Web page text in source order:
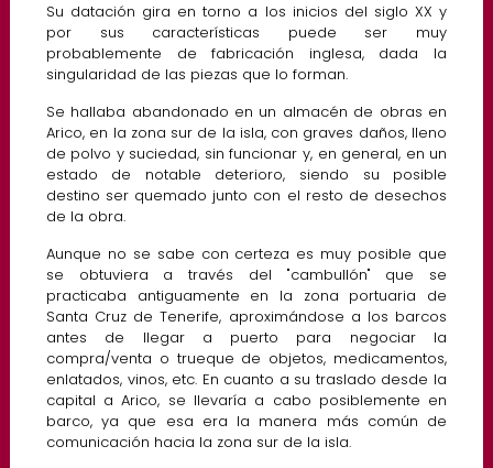
Su datación gira en torno a los inicios del siglo XX y
por sus características puede ser muy
probablemente de fabricación inglesa, dada la
singularidad de las piezas que lo forman.
Se hallaba abandonado en un almacén de obras en
Arico, en la zona sur de la isla, con graves daños, lleno
de polvo y suciedad, sin funcionar y, en general, en un
estado de notable deterioro, siendo su posible
destino ser quemado junto con el resto de desechos
de la obra.
Aunque no se sabe con certeza es muy posible que
se obtuviera a través del "cambullón" que se
practicaba antiguamente en la zona portuaria de
Santa Cruz de Tenerife, aproximándose a los barcos
antes de llegar a puerto para negociar la
compra/venta o trueque de objetos, medicamentos,
enlatados, vinos, etc. En cuanto a su traslado desde la
capital a Arico, se llevaría a cabo posiblemente en
barco, ya que esa era la manera más común de
comunicación hacia la zona sur de la isla.